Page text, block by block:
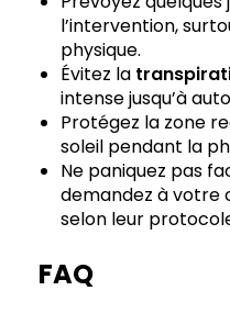
l’intervention,
physique.
Évitez la
intense jusqu’à
Protégez la zone
soleil pendant la
Ne paniquez pas
demandez à votre
selon leur
FAQ